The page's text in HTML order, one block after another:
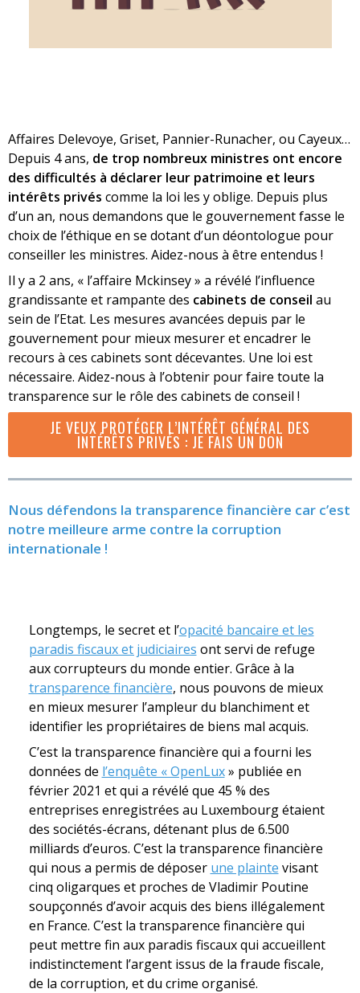
Affaires Delevoye, Griset, Pannier-Runacher, ou Cayeux…
Depuis 4 ans, de trop nombreux ministres ont encore
des difficultés à déclarer leur patrimoine et leurs
intérêts privés comme la loi les y oblige. Depuis plus
d’un an, nous demandons que le gouvernement fasse le
choix de l’éthique en se dotant d’un déontologue pour
conseiller les ministres. Aidez-nous à être entendus !
Il y a 2 ans, « l’affaire Mckinsey » a révélé l’influence
grandissante et rampante des cabinets de conseil au
sein de l’Etat. Les mesures avancées depuis par le
gouvernement pour mieux mesurer et encadrer le
recours à ces cabinets sont décevantes. Une loi est
nécessaire. Aidez-nous à l’obtenir pour faire toute la
transparence sur le rôle des cabinets de conseil !
JE VEUX PROTÉGER L’INTÉRÊT GÉNÉRAL DES
INTÉRÊTS PRIVÉS : JE FAIS UN DON
Nous défendons la transparence financière car c’est
notre meilleure arme contre la corruption
internationale !
Longtemps, le secret et l’opacité bancaire et les
paradis fiscaux et judiciaires ont servi de refuge
aux corrupteurs du monde entier. Grâce à la
transparence financière, nous pouvons de mieux
en mieux mesurer l’ampleur du blanchiment et
identifier les propriétaires de biens mal acquis.
C’est la transparence financière qui a fourni les
données de l’enquête « OpenLux» publiée en
février 2021 et qui a révélé que 45 % des
entreprises enregistrées au Luxembourg étaient
des sociétés-écrans, détenant plus de 6.500
milliards d’euros. C’est la transparence financière
qui nous a permis de déposer une plainte visant
cinq oligarques et proches de Vladimir Poutine
soupçonnés d’avoir acquis des biens illégalement
en France. C’est la transparence financière qui
peut mettre fin aux paradis fiscaux qui accueillent
indistinctement l’argent issus de la fraude fiscale,
de la corruption, et du crime organisé.